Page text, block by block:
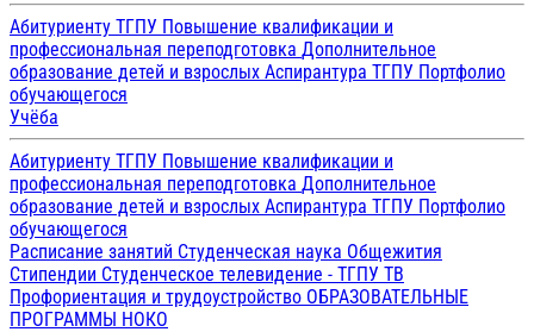
Абитуриенту ТГПУ Повышение квалификации и
профессиональная переподготовка Дополнительное
образование детей и взрослых Аспирантура ТГПУ Портфолио
обучающегося
Учёба
Абитуриенту ТГПУ Повышение квалификации и
профессиональная переподготовка Дополнительное
образование детей и взрослых Аспирантура ТГПУ Портфолио
обучающегося
Расписание занятий Студенческая наука Общежития
Стипендии Студенческое телевидение - ТГПУ ТВ
Профориентация и трудоустройство ОБРАЗОВАТЕЛЬНЫЕ
ПРОГРАММЫ НОКО